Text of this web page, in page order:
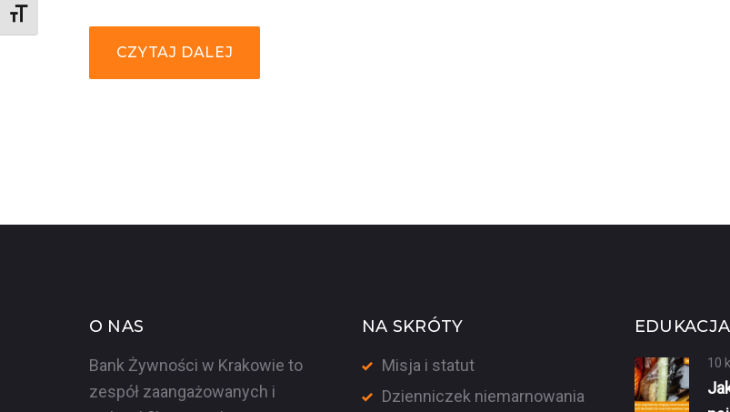
Rozmiar czcionki
CZYTAJ DALEJ
O NAS
Bank Żywności w Krakowie to
zespół zaangażowanych i
NA SKRÓTY
Misja i statut
Dzienniczek niemarnowania
EDUKACJA
10